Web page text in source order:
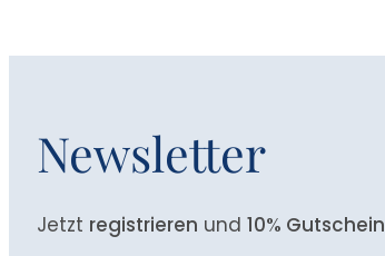
Newsletter
Jetzt registrieren und 10% Gutschein